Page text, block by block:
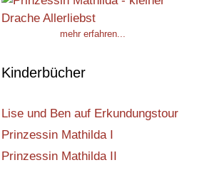
mehr erfahren...
Kinderbücher
Lise und Ben auf Erkundungstour
Prinzessin Mathilda I
Prinzessin Mathilda II